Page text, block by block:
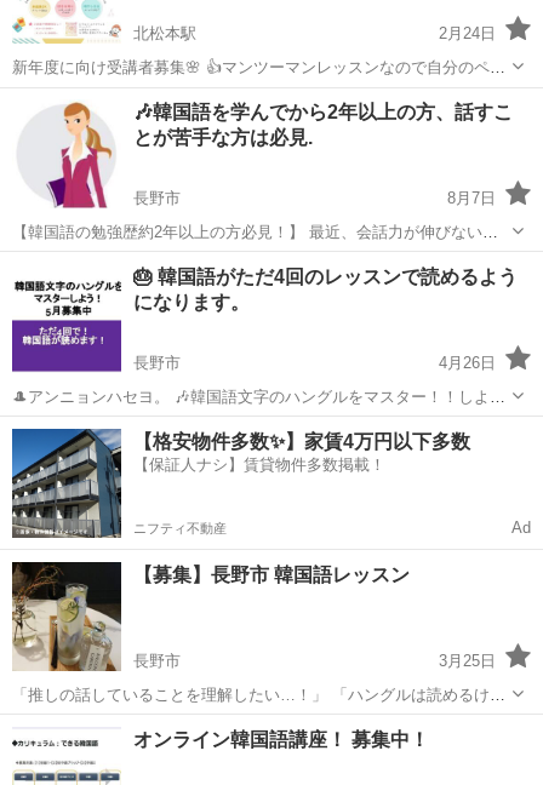
北松本駅
2月24日
新年度に向け受講者募集🌸 👍マンツーマンレッスンなので自分のペー
スで学べます(グループレッスンも可能です！！) 👍マンツーマンの会
話量はグループレッスンの４倍 1対1のレッスンだからレッスン時間を
１００％自分のためだけ...
北松本駅 レッスン
🎶韓国語を学んでから2年以上の方、話すこ
とが苦手な方は必見.
長野市
8月7日
【韓国語の勉強歴約2年以上の方必見！】 最近、会話力が伸びないと
感じていませんか？ 講座ではまずフリートーキングを行ってから授業
に入ります。 そうすることで自然と知らないうちに韓国語がすらすら
喋れるようになりま...
韓国語 ハングル
🎂 韓国語がただ4回のレッスンで読めるよう
になります。
長野市
4月26日
🎩アンニョンハセヨ。 🎶韓国語文字のハングルをマスター！！しよ
う！ 🎶自分への新しい挑戦を応援！！します。 韓国語を勉強するため
には、まずハングルが読めなければなりません。 ただ4回のレッスン
でハングルをマスタ...
長野 長野市 韓国語 クラス
【格安物件多数✨】家賃4万円以下多数
【保証人ナシ】賃貸物件多数掲載！
ニフティ不動産 Ad
【募集】長野市 韓国語レッスン
長野市
3月25日
「推しの話していることを理解したい…！」 「ハングルは読めるけど
次はなにをしたらいい？」 私自身が韓国語を独学で勉強した経験か
ら、そんな生徒さんの思いに寄り添ったレッスンをしたいと思ってお
ります。気になった方はお気軽にご...
韓国語 プロフィール
オンライン韓国語講座！ 募集中！